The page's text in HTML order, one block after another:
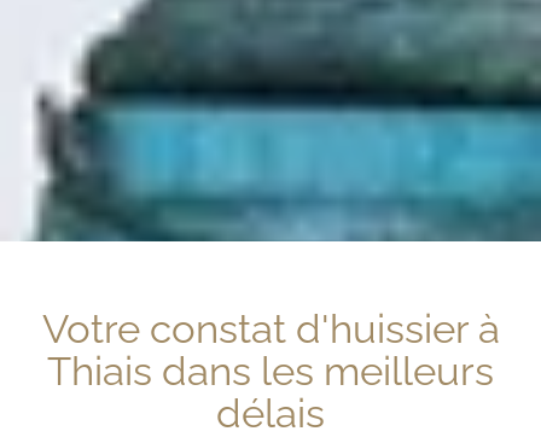
Votre constat d'huissier à
Thiais dans les meilleurs
délais